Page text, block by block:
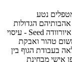
על ידי צמד המטפלים נטע
אהבותיהם הגדולות
ביותר – טיפול ואירוח. בדרך הגוף מתמחים בעיסוי איורוודה Seed - עיסוי
טהור ואבקת
בעבודת הגוף בין
אישי מבחינת